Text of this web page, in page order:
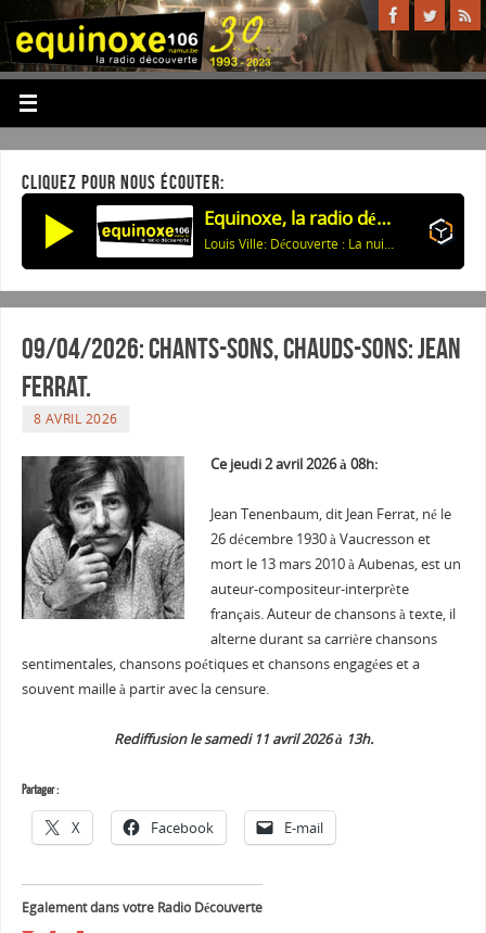
CLIQUEZ POUR NOUS ÉCOUTER:
Equinoxe, la radio découverte
Louis Ville: Découverte : La nuit j'ose/L'instant
09/04/2026: Chants-sons, Chauds-sons: Jean
Ferrat.
8 AVRIL 2026
Ce jeudi 2 avril 2026 à 08h:
Jean Tenenbaum, dit Jean Ferrat, né le
26 décembre 1930 à Vaucresson et
mort le 13 mars 2010 à Aubenas, est un
auteur-compositeur-interprète
français. Auteur de chansons à texte, il
alterne durant sa carrière chansons
sentimentales, chansons poétiques et chansons engagées et a
souvent maille à partir avec la censure.
Rediffusion le samedi 11 avril 2026 à 13h.
Partager :
X Facebook E-mail
Egalement dans votre Radio Découverte